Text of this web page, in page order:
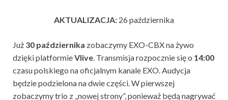
AKTUALIZACJA: 26 października
Już 30 października zobaczymy EXO-CBX na żywo
dzięki platformieVlive. Transmisja rozpocznie się o 14:00
czasu polskiego na oficjalnym kanale EXO. Audycja
będzie podzielona na dwie części. W pierwszej
zobaczymy trio z „nowej strony”, ponieważ będą nagrywać